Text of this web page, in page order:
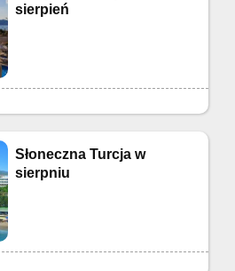
sierpień
Słoneczna Turcja w
sierpniu